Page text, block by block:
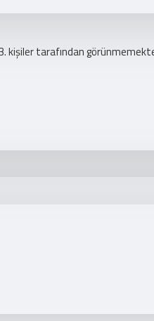
kişiler tarafından